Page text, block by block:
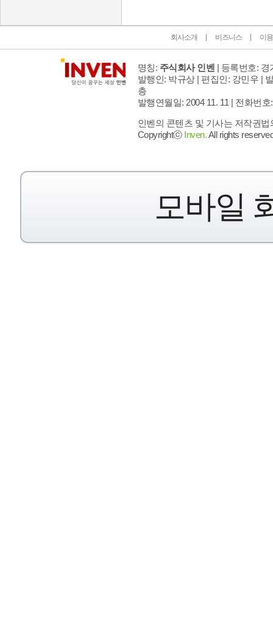
회사소개 비즈니스 이
명칭: 주식회사 인벤 | 등록번호: 경
발행인: 박규상 | 편집인: 강민우 |
층
발행연월일: 2004 11. 11 | 전화번호
인벤의 콘텐츠 및 기사는 저작권
Copyrightⓒ Inven.All rights
모바일